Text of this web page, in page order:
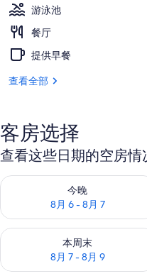
游泳池
餐厅
提供早餐
查看全部
客房选择
查看这些日期的空房情
今晚
8月 6 - 8月 7
查看今晚的空房情况：8月 6 -
本周末
8月 7 - 8月 9
查看本周末的空房情况：8月